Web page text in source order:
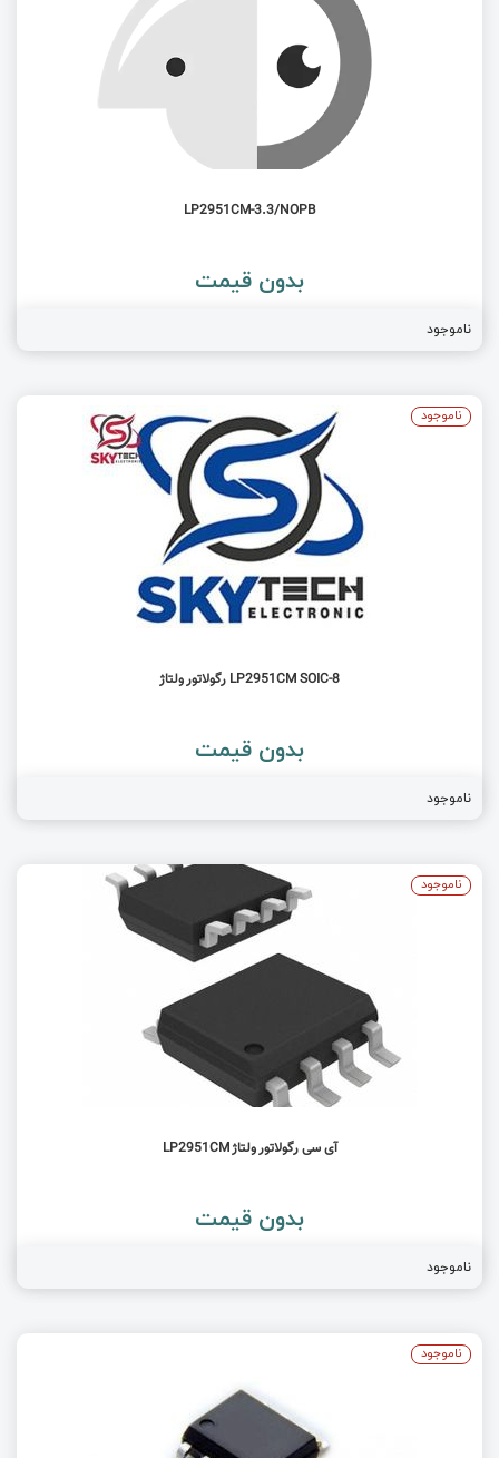
LP2951CM-3.3/NOPB
بدون قیمت
ناموجود
LP2951CM SOIC-8 رگولاتور ولتاژ
بدون قیمت
ناموجود
ناموجود
آی سی رگولاتور ولتاژ LP2951CM
بدون قیمت
ناموجود
ناموجود
ناموجود